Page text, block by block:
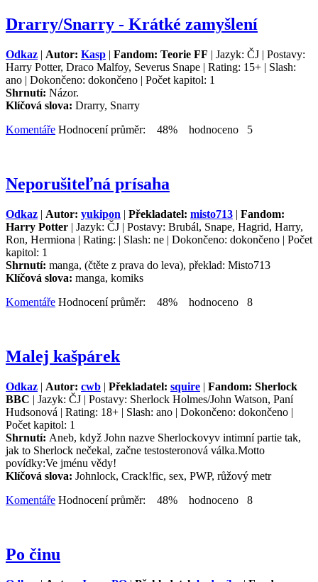
Drarry/Snarry - Krátké zamyšlení
Odkaz | Autor: Kasp | Fandom: Teorie FF | Jazyk: ČJ | Postavy:
Harry Potter, Draco Malfoy, Severus Snape | Rating: 15+ | Slash:
ano | Dokončeno: dokončeno | Počet kapitol: 1
Shrnutí: Názor.
Klíčová slova: Drarry, Snarry
Komentáře Hodnocení průměr: 48% hodnoceno 5
Neporušiteľná prísaha
Odkaz | Autor: yukipon | Překladatel: misto713 | Fandom:
Harry Potter | Jazyk: ČJ | Postavy: Brubál, Snape, Hagrid, Harry,
Ron, Hermiona | Rating: | Slash: ne | Dokončeno: dokončeno | Počet
kapitol: 1
Shrnutí: manga, (čtěte z prava do leva), překlad: Misto713
Klíčová slova: manga, komiks
Komentáře Hodnocení průměr: 48% hodnoceno 8
Malej kašpárek
Odkaz | Autor: cwb | Překladatel: squire | Fandom: Sherlock
BBC | Jazyk: ČJ | Postavy: Sherlock Holmes/John Watson, Paní
Hudsonová | Rating: 18+ | Slash: ano | Dokončeno: dokončeno |
Počet kapitol: 1
Shrnutí: Aneb, když John nazve Sherlockovyv intimní partie tak,
jak to Sherlock nečekal, začne testosteronová válka.Motto
povídky:Ve jménu vědy!
Klíčová slova: Johnlock, Crack!fic, sex, PWP, růžový metr
Komentáře Hodnocení průměr: 48% hodnoceno 8
Po činu